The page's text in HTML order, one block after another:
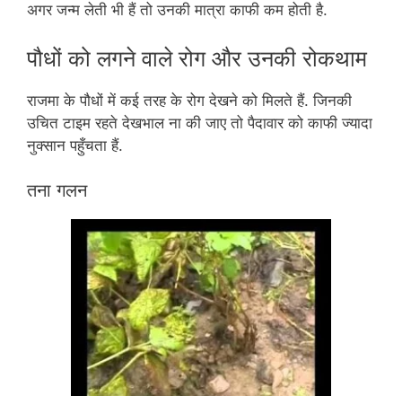
अगर जन्म लेती भी हैं तो उनकी मात्रा काफी कम होती है.
पौधों को लगने वाले रोग और उनकी रोकथाम
राजमा के पौधों में कई तरह के रोग देखने को मिलते हैं. जिनकी
उचित टाइम रहते देखभाल ना की जाए तो पैदावार को काफी ज्यादा
नुक्सान पहुँचता हैं.
तना गलन